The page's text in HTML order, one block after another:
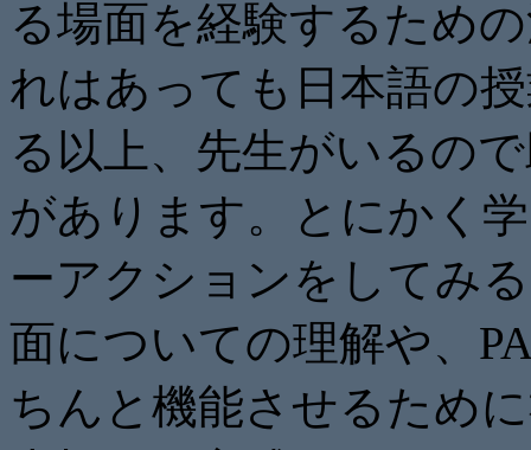
る場面を経験するため
れはあっても日本語の
る以上、先生がいるの
があります。とにかく
ーアクションをしてみ
面についての理解や、
ちんと機能させるため